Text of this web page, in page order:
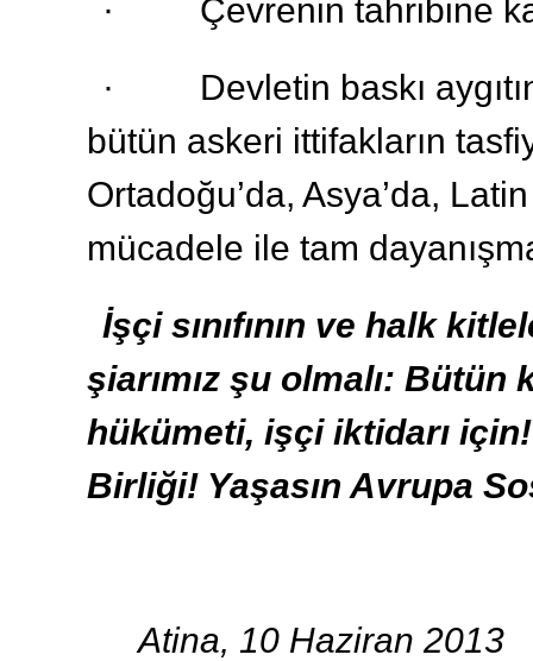
· Çevrenin tahribine
· Devletin baskı
bütün askeri ittifakların
Ortadoğu’da, Asya’da,
mücadele ile tam
İşçi sınıfının ve halk
şiarımız şu olmalı: Bütün
hükümeti, işçi iktidarı
Birliği! Yaşasın Avrupa
Atina,